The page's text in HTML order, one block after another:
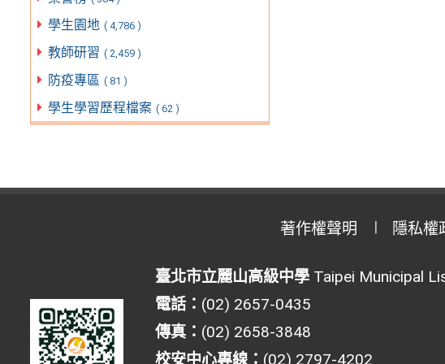
學生園地 ( 4,786 )
教師研習 ( 2,459 )
防疫專區 ( 81 )
學生學習歷程檔案 ( 62 )
著作權聲明 隱私權
臺北市立麗山高級中學Taipei Municipal
電話： (02) 2657-0435
傳真： (02) 2658-3848
校安中心專線： (02) 2797-4202